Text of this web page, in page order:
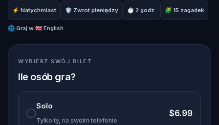
Monastery, the famous Pasteis de Belém and
many other must-see places and hidden gems.
adventure while you unravel the best and the
worst of Belém´s history!
⚡ Natychmiast 🛡 Zwrot pieniędzy ⏱ 2 godz. 🧩 15 zagadek
🌐 Graj w 🇬🇧 English
WYBIERZ SWÓJ BILET
Ile osób gra?
Solo
Tylko ty, na swoim telefonie
$6.99